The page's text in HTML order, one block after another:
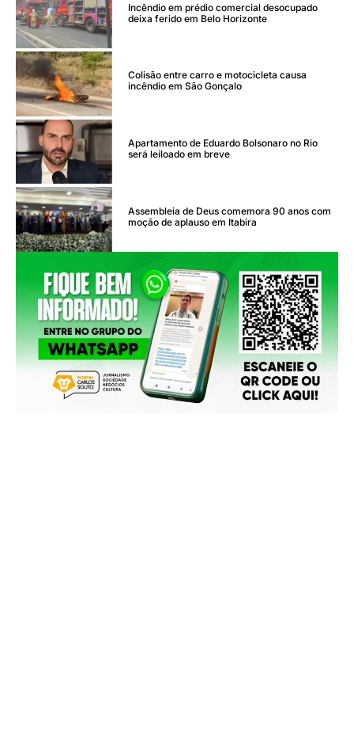
Incêndio em prédio comercial desocupado
deixa ferido em Belo Horizonte
Colisão entre carro e motocicleta causa
incêndio em São Gonçalo
Apartamento de Eduardo Bolsonaro no Rio
será leiloado em breve
Assembleia de Deus comemora 90 anos com
moção de aplauso em Itabira